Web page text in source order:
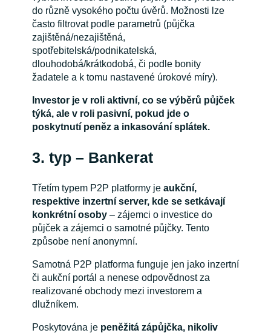
do různě vysokého počtu úvěrů. Možnosti lze
často filtrovat podle parametrů (půjčka
zajištěná/nezajištěná,
spotřebitelská/podnikatelská,
dlouhodobá/krátkodobá, či podle bonity
žadatele a k tomu nastavené úrokové míry).
Investor je v roli aktivní, co se výběrů půjček
týká, ale v roli pasivní, pokud jde o
poskytnutí peněz a inkasování splátek.
3. typ – Bankerat
Třetím typem P2P platformy je aukční,
respektive inzertní server, kde se setkávají
konkrétní osoby– zájemci o investice do
půjček a zájemci o samotné půjčky. Tento
způsobe není anonymní.
Samotná P2P platforma funguje jen jako inzertní
či aukční portál a nenese odpovědnost za
realizované obchody mezi investorem a
dlužníkem.
Poskytována je peněžitá zápůjčka, nikoliv